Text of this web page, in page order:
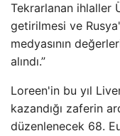
Tekrarlanan ihlaller
getirilmesi ve
medyasının
alındı.”
Loreen'in bu yıl
kazandığı zaferin
düzenlenecek 68.